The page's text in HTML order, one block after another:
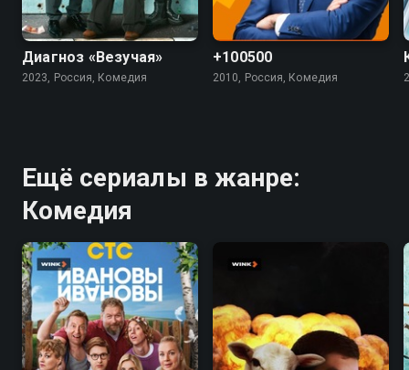
7.4
Диагноз «Везучая»
2023, Россия, Комедия
5.5 4.5
+100500
2010, Россия, Комедия
Ещё сериалы в жанре:
Комедия